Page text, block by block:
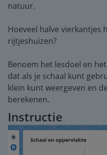
natuur.
Hoeveel halve vierkantjes
rijtjeshuizen?
Benoem het lesdoel en
dat als je schaal kunt
klein kunt weergeven en
berekenen.
Instructie